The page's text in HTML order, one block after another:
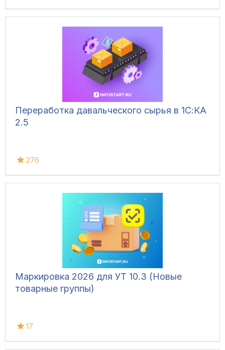
Переработка давальческого сырья в 1С:КА
2.5
276
Маркировка 2026 для УТ 10.3 (Новые
товарные группы)
17